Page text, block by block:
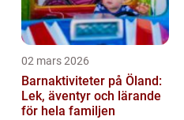
02 mars 2026
Barnaktiviteter på Öland:
Lek, äventyr och lärande
för hela familjen